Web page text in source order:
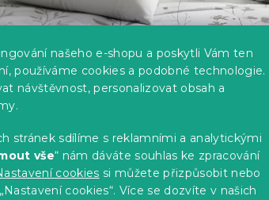
našeho e-shopu a poskytli Vám ten
používáme cookies a podobné technologie.
návštěvnost, personalizovat obsah a
stránek sdílíme s reklamními a analytickými
vše“ nám dáváte souhlas ke zpracování
cookies si můžete přizpůsobit nebo
cookies“. Více se dozvíte v našich